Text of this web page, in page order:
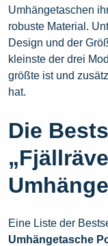
Umhängetaschen
robuste Material.
Design und der
kleinste der drei
größte ist und
hat.
Die
Eine Liste der
Umhängetasche